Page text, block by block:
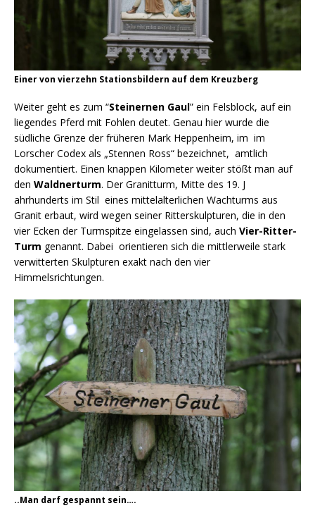
Einer von vierzehn Stationsbildern auf dem Kreuzberg
Weiter geht es zum “Steinernen Gaul” ein Felsblock, auf ein
liegendes Pferd mit Fohlen deutet. Genau hier wurde die
südliche Grenze der früheren Mark Heppenheim, im im
Lorscher Codex als „Stennen Ross“ bezeichnet, amtlich
dokumentiert. Einen knappen Kilometer weiter stößt man auf
den Waldnerturm. Der Granitturm, Mitte des 19. J
ahrhunderts im Stil eines mittelalterlichen Wachturms aus
Granit erbaut, wird wegen seiner Ritterskulpturen, die in den
vier Ecken der Turmspitze eingelassen sind, auch Vier-Ritter-
Turm genannt. Dabei orientieren sich die mittlerweile stark
verwitterten Skulpturen exakt nach den vier
Himmelsrichtungen.
..Man darf gespannt sein….